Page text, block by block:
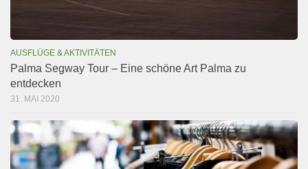
AUSFLÜGE & AKTIVITÄTEN
Palma Segway Tour – Eine schöne Art Palma zu
entdecken
31. MAI 2020